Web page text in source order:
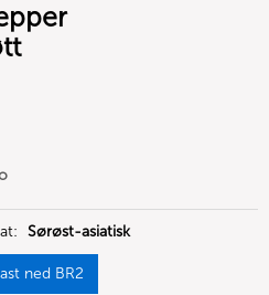
Sørøst-asiatisk
ned BR2